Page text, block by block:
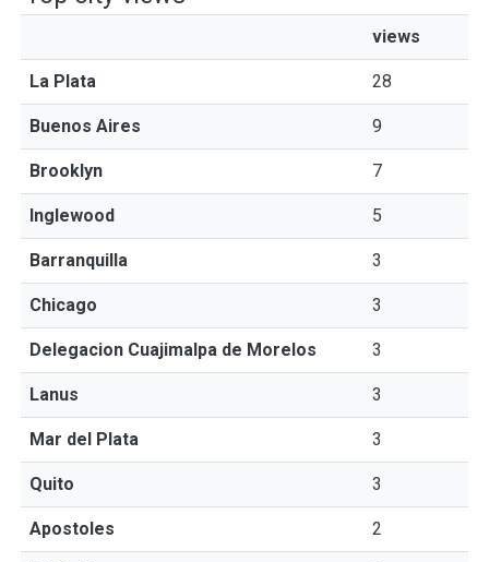
views
La Plata 28
Buenos Aires 9
Brooklyn 7
Inglewood 5
Barranquilla 3
Chicago 3
Delegacion Cuajimalpa de Morelos 3
Lanus 3
Mar del Plata 3
Quito 3
Apostoles 2